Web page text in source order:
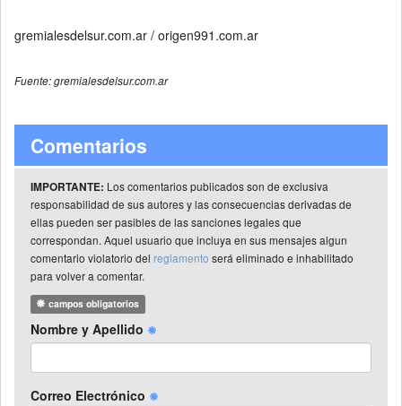
gremialesdelsur.com.ar / origen991.com.ar
Fuente: gremialesdelsur.com.ar
Comentarios
IMPORTANTE: Los comentarios publicados son de exclusiva
responsabilidad de sus autores y las consecuencias derivadas de
ellas pueden ser pasibles de las sanciones legales que
correspondan. Aquel usuario que incluya en sus mensajes algun
comentario violatorio del reglamento será eliminado e inhabilitado
para volver a comentar.
campos obligatorios
Nombre y Apellido
Correo Electrónico